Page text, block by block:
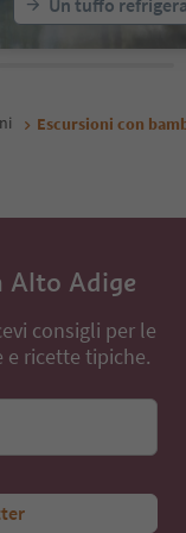
Un tuffo
Escursioni con
Alto Adige
consigli per le
e ricette tipiche.